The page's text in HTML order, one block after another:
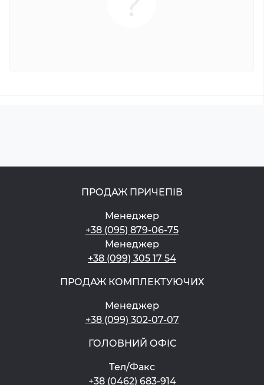
ПРОДАЖ ПРИЧЕПІВ
Менеджер
+38 (095) 879-06-75
Менеджер
+38 (099) 305 17 54
ПРОДАЖ КОМПЛЕКТУЮЧИХ
Менеджер
+38 (099) 302-07-07
ГОЛОВНИЙ ОФІС
Тел/Факс
+38 (0462) 683-914